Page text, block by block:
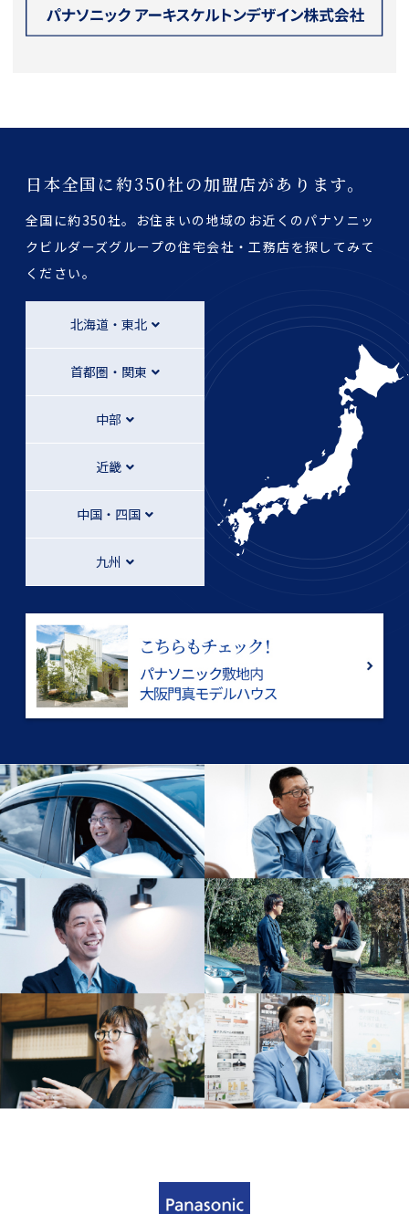
日本全国に約350社の加盟店があります。
全国に約350社。お住まいの地域のお近くのパナソニッ
クビルダーズグループの住宅会社・工務店を探してみて
ください。
北海道・東北
首都圏・関東
中部
近畿
中国・四国
九州